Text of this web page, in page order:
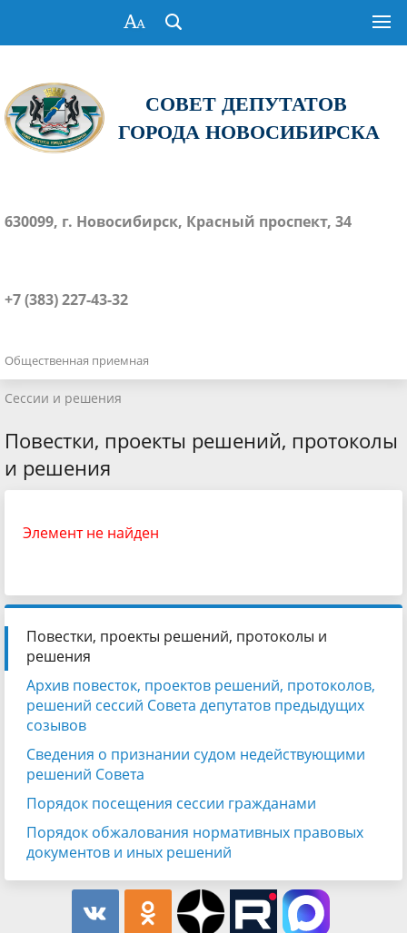
СОВЕТ ДЕПУТАТОВ
ГОРОДА НОВОСИБИРСКА
630099, г. Новосибирск, Красный проспект, 34
+7 (383) 227-43-32
Общественная приемная
Сессии и решения
Повестки, проекты решений, протоколы
и решения
Элемент не найден
Повестки, проекты решений, протоколы и
решения
Архив повесток, проектов решений, протоколов,
решений сессий Совета депутатов предыдущих
созывов
Сведения о признании судом недействующими
решений Совета
Порядок посещения сессии гражданами
Порядок обжалования нормативных правовых
документов и иных решений